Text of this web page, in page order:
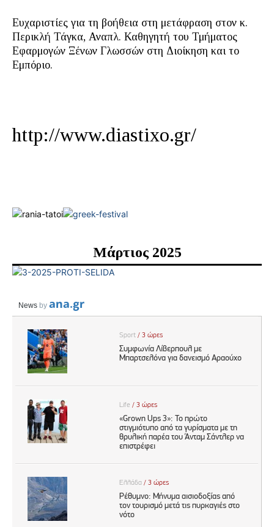
Ευχαριστίες για τη βοήθεια στη μετάφραση στον κ.
Περικλή Τάγκα, Αναπλ. Καθηγητή του Τμήματος
Εφαρμογών Ξένων Γλωσσών στη Διοίκηση και το
Εμπόριο.
http://www.diastixo.gr/
Μάρτιος 2025